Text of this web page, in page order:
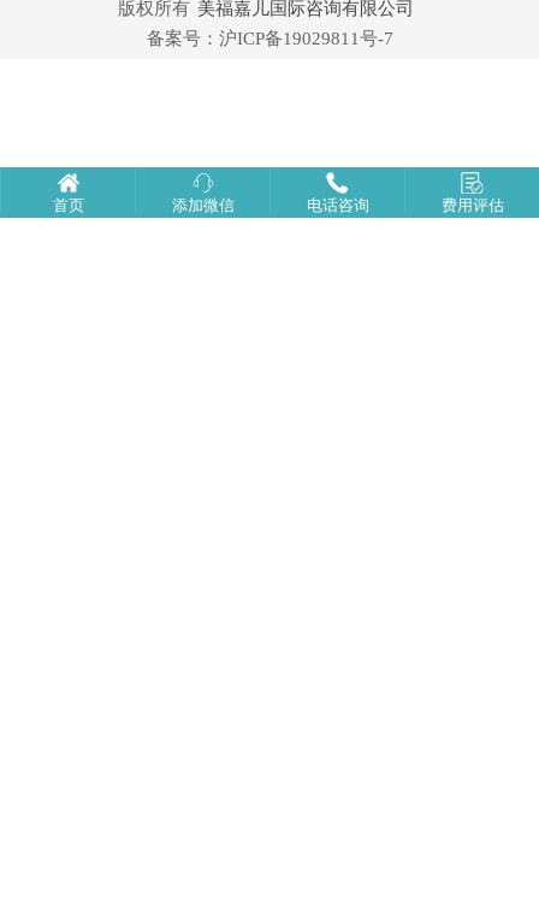
版权所有 美福嘉儿国际咨询有限公司
备案号：沪ICP备19029811号-7
首页 添加微信 电话咨询 费用评估